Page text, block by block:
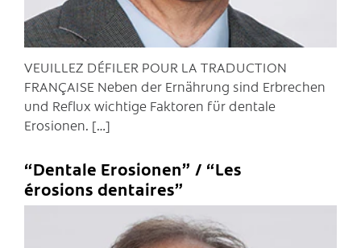
VEUILLEZ DÉFILER POUR LA TRADUCTION
FRANÇAISE Neben der Ernährung sind Erbrechen
und Reflux wichtige Faktoren für dentale
Erosionen. […]
“Dentale Erosionen” / “Les
érosions dentaires”